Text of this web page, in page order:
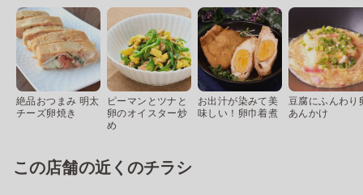
絶品おつまみ 明太
チーズ卵焼き
ピーマンとツナと
卵のオイスター炒
め
お出汁が染みて美
味しい！卵巾着煮
豆腐にふんわり
あんかけ
この店舗の近くのチラシ